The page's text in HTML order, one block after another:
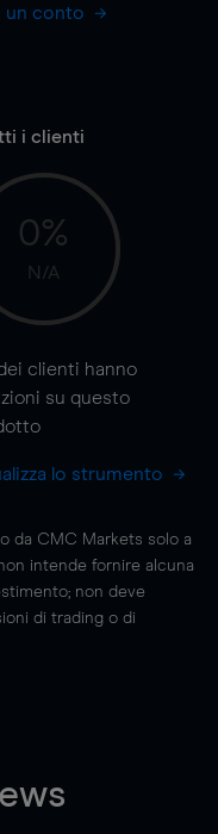
un conto
i clienti
0%
N/A
clienti hanno
su questo
lo strumento
da CMC Markets solo a
intende fornire alcuna
non deve
di trading o di